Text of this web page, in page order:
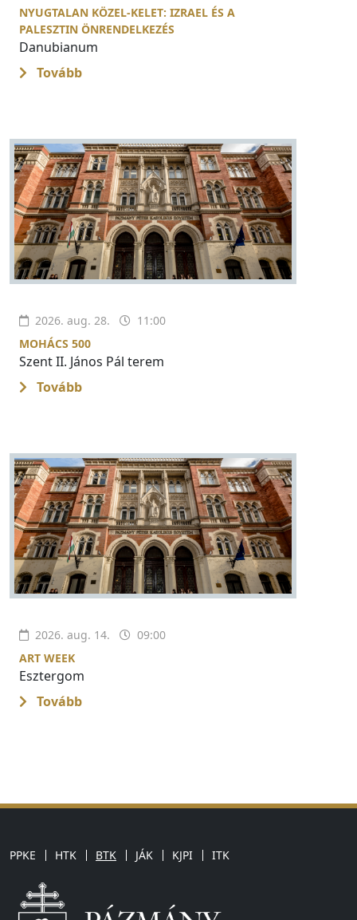
NYUGTALAN KÖZEL-KELET: IZRAEL ÉS A
PALESZTIN ÖNRENDELKEZÉS
Danubianum
Tovább
2026. aug. 28.
11:00
MOHÁCS 500
Szent II. János Pál terem
Tovább
2026. aug. 14.
09:00
ART WEEK
Esztergom
Tovább
PPKE HTK BTK JÁK KJPI ITK